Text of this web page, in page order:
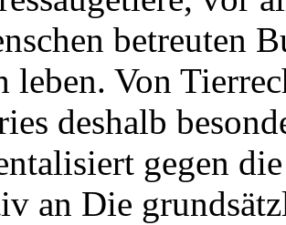
betreuten
leben. Von
deshalb
gegen
an Die